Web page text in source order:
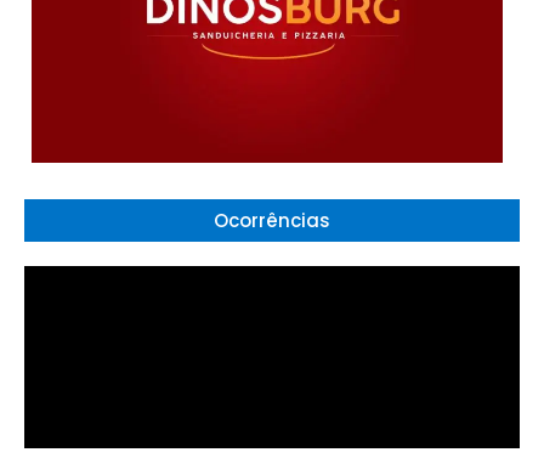
Ocorrências